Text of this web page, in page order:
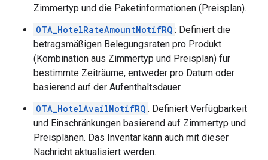
Zimmertyp und die Paketinformationen (Preisplan).
OTA_HotelRateAmountNotifRQ : Definiert die
betragsmäßigen Belegungsraten pro Produkt
(Kombination aus Zimmertyp und Preisplan) für
bestimmte Zeiträume, entweder pro Datum oder
basierend auf der Aufenthaltsdauer.
OTA_HotelAvailNotifRQ . Definiert Verfügbarkeit
und Einschränkungen basierend auf Zimmertyp und
Preisplänen. Das Inventar kann auch mit dieser
Nachricht aktualisiert werden.